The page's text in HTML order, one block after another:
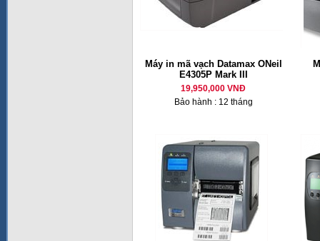
Máy in mã vạch Datamax ONeil
E4305P Mark III
19,950,000 VNĐ
Bảo hành : 12 tháng